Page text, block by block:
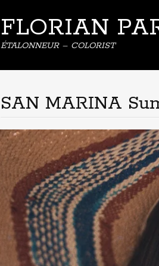
FLORIAN
ÉTALONNEUR – COLORIST
SAN MARINA